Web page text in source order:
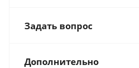
Задать вопрос
Дополнительно